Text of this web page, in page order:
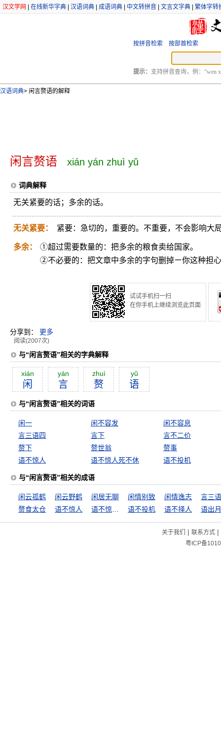
汉文学网 在线新华字典 汉语词典 成语词典 中文转拼音 文言文字典 繁体字转
按拼音检索 按部首检索
提示： 支持拼音查询，例：“wen
汉语词典> 闲言赘语的解释
闲言赘语 xián yán zhuì yǔ
词典解释
无关紧要的话；多余的话。
无关紧要： 紧要：急切的，重要的。不重要，不会影响大
多余：
①超过需要数量的：把多余的粮食卖给国家。
②不必要的：把文章中多余的字句删掉ㄧ你这种担
试试手机扫一扫
在你手机上继续浏览此页面
分享到： 更多
阅读(2007次)
与“闲言赘语”相关的字典解释
xián
闲
yán
言
zhuì
赘
yŭ
语
与“闲言赘语”相关的词语
闲一 闲不容发
闲不容息
言三语四
言下
言不二价
赘下
赘世翁
赘事
语不惊人
语不惊人死不休 语不投机
与“闲言赘语”相关的成语
闲云孤鹤 闲云野鹤 闲居无聊 闲情别致 闲情逸志
言三
赘食太仓
语不惊人 语不投机 语不择人 语出
关于我们 | 联系方式|
粤ICP备